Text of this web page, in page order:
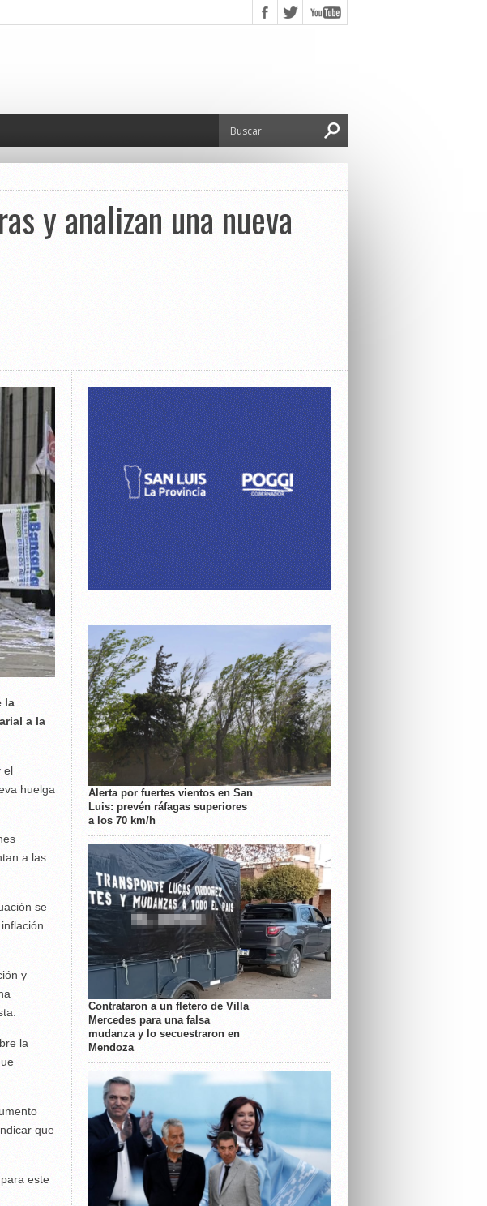
y analizan una nueva
la
a la
el
huelga
a las
se
y
la
que
este
Alerta por fuertes vientos en San
Luis: prevén ráfagas superiores
a los 70 km/h
Contrataron a un fletero de Villa
Mercedes para una falsa
mudanza y lo secuestraron en
Mendoza